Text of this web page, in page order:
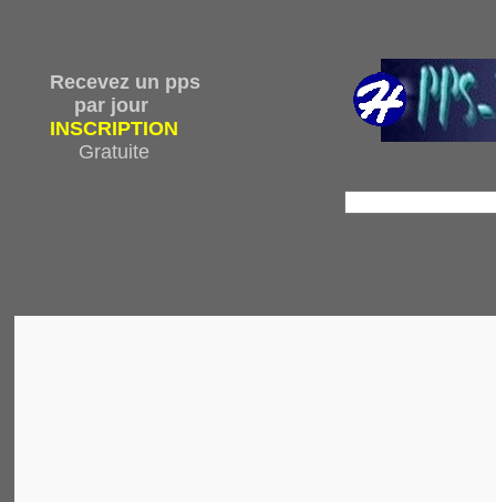
Recevez un pps
par jour
INSCRIPTION
Gratuite